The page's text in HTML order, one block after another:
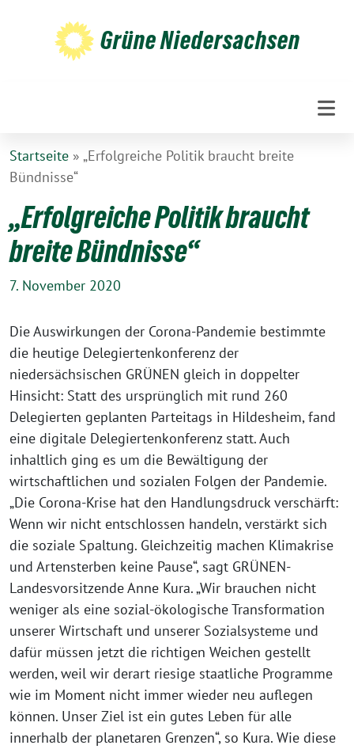
Grüne Niedersachsen
Startseite » „Erfolgreiche Politik braucht breite
Bündnisse“
„Erfolgreiche Politik braucht
breite Bündnisse“
7. November 2020
Die Auswirkungen der Corona-Pandemie bestimmte
die heutige Delegiertenkonferenz der
niedersächsischen GRÜNEN gleich in doppelter
Hinsicht: Statt des ursprünglich mit rund 260
Delegierten geplanten Parteitags in Hildesheim, fand
eine digitale Delegiertenkonferenz statt. Auch
inhaltlich ging es um die Bewältigung der
wirtschaftlichen und sozialen Folgen der Pandemie.
„Die Corona-Krise hat den Handlungsdruck verschärft:
Wenn wir nicht entschlossen handeln, verstärkt sich
die soziale Spaltung. Gleichzeitig machen Klimakrise
und Artensterben keine Pause“, sagt GRÜNEN-
Landesvorsitzende Anne Kura. „Wir brauchen nicht
weniger als eine sozial-ökologische Transformation
unserer Wirtschaft und unserer Sozialsysteme und
dafür müssen jetzt die richtigen Weichen gestellt
werden, weil wir derart riesige staatliche Programme
wie im Moment nicht immer wieder neu auflegen
können. Unser Ziel ist ein gutes Leben für alle
innerhalb der planetaren Grenzen“, so Kura. Wie diese